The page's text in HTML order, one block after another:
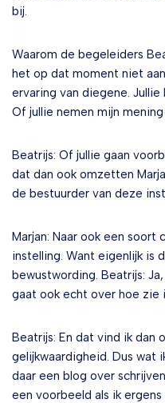
bij.
Waarom de begeleiders
het op dat moment niet
ervaring van diegene.
Of jullie nemen mijn
Beatrijs: Of jullie gaan
dat dan ook omzetten
de bestuurder van deze
Marjan: Naar ook een soort
instelling. Want eigenlijk is
bewustwording. Beatrijs:
gaat ook echt over hoe zie
Beatrijs: En dat vind ik dan
gelijkwaardigheid. Dus wat
daar een blog over
een voorbeeld als ik